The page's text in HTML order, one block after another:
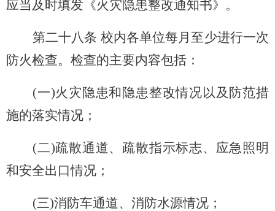
应当及时填发《火灾隐患整改通知书》。
第二十八条 校内各单位每月至少进行一次
防火检查。检查的主要内容包括：
(一)火灾隐患和隐患整改情况以及防范措
施的落实情况；
(二)疏散通道、疏散指示标志、应急照明
和安全出口情况；
(三)消防车通道、消防水源情况；